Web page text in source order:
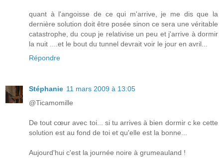
quant à l'angoisse de ce qui m'arrive, je me dis que la
dernière solution doit être posée sinon ce sera une véritable
catastrophe, du coup je relativise un peu et j'arrive à dormir
la nuit ....et le bout du tunnel devrait voir le jour en avril...
Répondre
Stéphanie 11 mars 2009 à 13:05
@Ticamomille
De tout cœur avec toi... si tu arrives à bien dormir c ke cette
solution est au fond de toi et qu'elle est la bonne...
Aujourd'hui c'est la journée noire à grumeauland !